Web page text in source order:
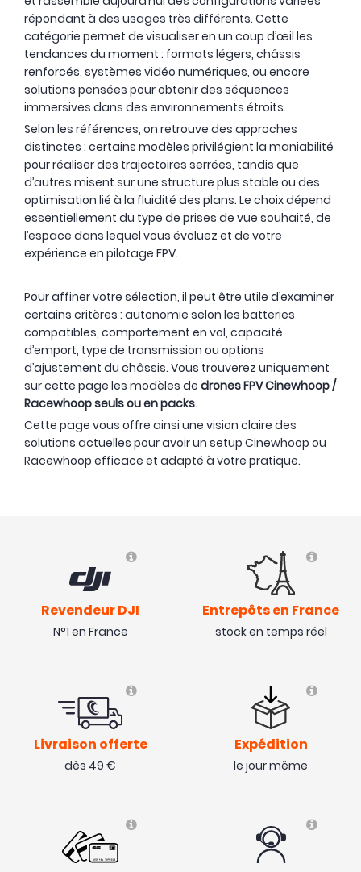
OCCASION
répondant à des usages très différents. Cette
catégorie permet de visualiser en un coup d’œil les
tendances du moment : formats légers, châssis
renforcés, systèmes vidéo numériques, ou encore
solutions pensées pour obtenir des séquences
immersives dans des environnements étroits.
Selon les références, on retrouve des approches
distinctes : certains modèles privilégient la maniabilité
pour réaliser des trajectoires serrées, tandis que
d’autres misent sur une structure plus stable ou des
optimisation lié à la fluidité des plans. Le choix dépend
essentiellement du type de prises de vue souhaité, de
l’espace dans lequel vous évoluez et de votre
expérience en pilotage FPV.
Pour affiner votre sélection, il peut être utile d’examiner
certains critères : autonomie selon les batteries
compatibles, comportement en vol, capacité
d’emport, type de transmission ou options
d’ajustement du châssis. Vous trouverez uniquement
sur cette page les modèles de drones FPV Cinewhoop /
Racewhoop seuls ou en packs.
Cette page vous offre ainsi une vision claire des
solutions actuelles pour avoir un setup Cinewhoop ou
Racewhoop efficace et adapté à votre pratique.
Revendeur DJI
N°1 en France
Entrepôts en France
stock en temps réel
Livraison offerte
dès 49 €
Expédition
le jour même